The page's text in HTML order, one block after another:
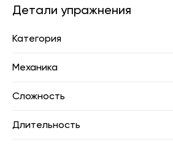
Детали упражнения
Категория
Механика
Сложность
Длительность